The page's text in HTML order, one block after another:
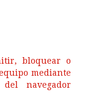
bloquear o
mediante
navegador